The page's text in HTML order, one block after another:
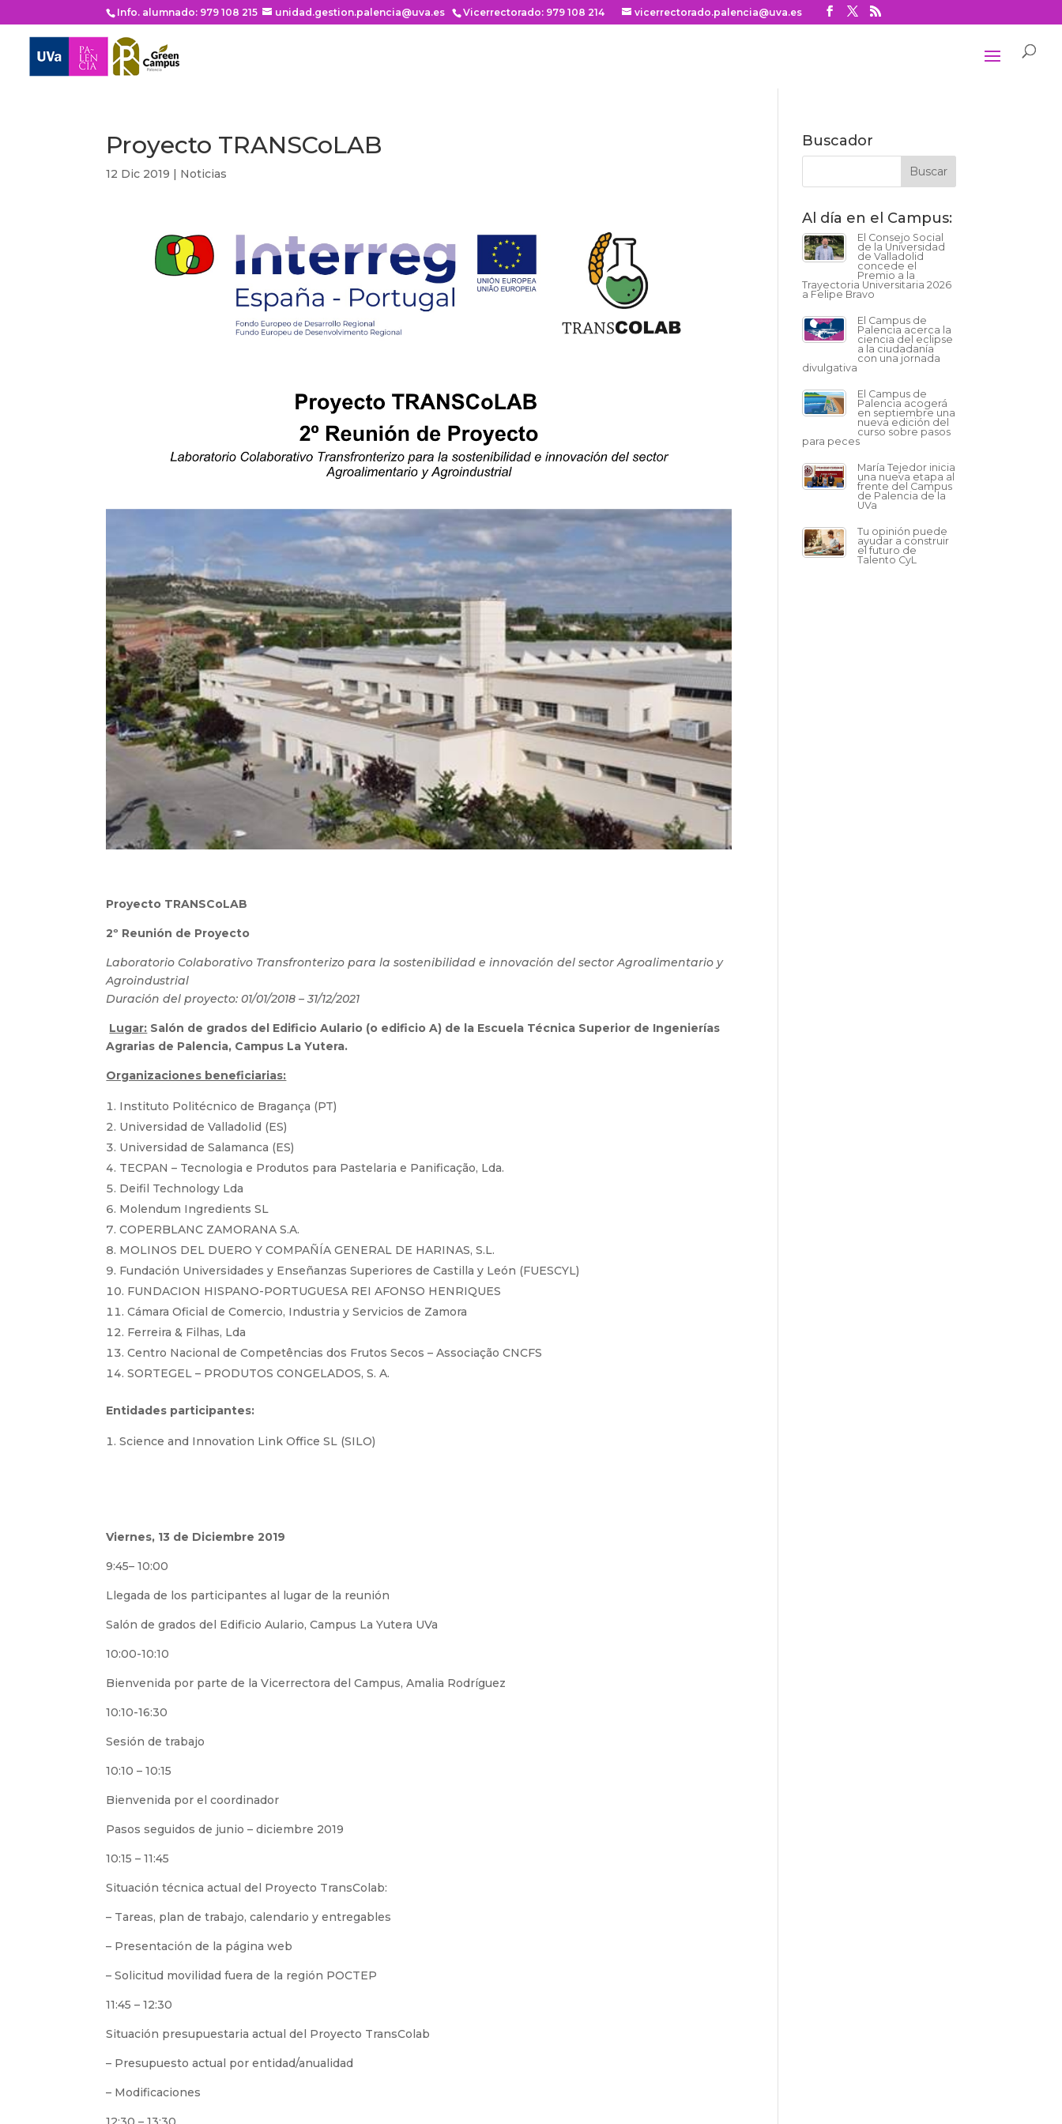
Info. alumnado: 979 108 215 unidad.gestion.palencia@uva.es Vicerrectorado: 979 108 214 vicerrectorado.palencia@uva.es
Proyecto TRANSCoLAB
12 Dic 2019 | Noticias
Proyecto TRANSCoLAB
2º Reunión de Proyecto
Laboratorio Colaborativo Transfronterizo para la sostenibilidad e innovación del sector Agroalimentario y
Agroindustrial
Duración del proyecto: 01/01/2018 – 31/12/2021
Lugar: Salón de grados del Edificio Aulario (o edificio A) de la Escuela Técnica Superior de Ingenierías
Agrarias de Palencia, Campus La Yutera.
Organizaciones beneficiarias:
Instituto Politécnico de Bragança (PT)
Universidad de Valladolid (ES)
Universidad de Salamanca (ES)
TECPAN – Tecnologia e Produtos para Pastelaria e Panificação, Lda.
Deifil Technology Lda
Molendum Ingredients SL
COPERBLANC ZAMORANA S.A.
MOLINOS DEL DUERO Y COMPAÑÍA GENERAL DE HARINAS, S.L.
Fundación Universidades y Enseñanzas Superiores de Castilla y León (FUESCYL)
FUNDACION HISPANO-PORTUGUESA REI AFONSO HENRIQUES
Cámara Oficial de Comercio, Industria y Servicios de Zamora
Ferreira & Filhas, Lda
Centro Nacional de Competências dos Frutos Secos – Associação CNCFS
SORTEGEL – PRODUTOS CONGELADOS, S. A.
Entidades participantes:
Science and Innovation Link Office SL (SILO)
Viernes, 13 de Diciembre 2019
9:45– 10:00
Llegada de los participantes al lugar de la reunión
Salón de grados del Edificio Aulario, Campus La Yutera UVa
10:00-10:10
Bienvenida por parte de la Vicerrectora del Campus, Amalia Rodríguez
10:10-16:30
Sesión de trabajo
10:10 – 10:15
Bienvenida por el coordinador
Pasos seguidos de junio – diciembre 2019
10:15 – 11:45
Situación técnica actual del Proyecto TransColab:
– Tareas, plan de trabajo, calendario y entregables
– Presentación de la página web
– Solicitud movilidad fuera de la región POCTEP
11:45 – 12:30
Situación presupuestaria actual del Proyecto TransColab
– Presupuesto actual por entidad/anualidad
– Modificaciones
Buscador
Al día en el Campus:
El Consejo Social
de la Universidad
de Valladolid
concede el
Premio a la
Trayectoria Universitaria 2026
a Felipe Bravo
El Campus de
Palencia acerca la
ciencia del eclipse
a la ciudadanía
con una jornada
divulgativa
El Campus de
Palencia acogerá
en septiembre una
nueva edición del
curso sobre pasos
para peces
María Tejedor inicia
una nueva etapa al
frente del Campus
de Palencia de la
UVa
Tu opinión puede
ayudar a construir
el futuro de
Talento CyL